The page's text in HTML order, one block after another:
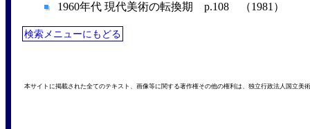
1960年代 現代美術の転換期 p.108 （1981）
検索メニューにもどる
本サイトに掲載された全てのテキスト、画像等に関する著作権その他の権利は、独立行政法人国立